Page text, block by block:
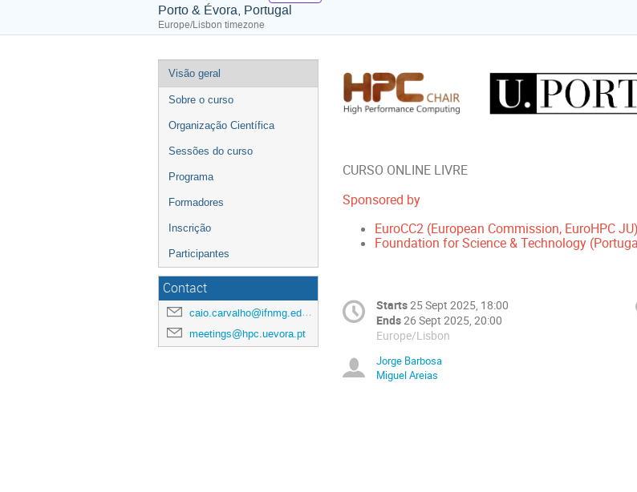
Porto & Évora, Portugal
Europe/Lisbon timezone
Visão geral
Sobre o curso
Organização Científica
Sessões do curso
Programa
Formadores
Inscrição
Participantes
Contact
caio.carvalho@ifnmg.edu.br
meetings@hpc.uevora.pt
CURSO ONLINE LIVRE
Sponsored by
EuroCC2 (European Commission, EuroHPC JU)
Foundation for Science & Technology
Starts25 Sept 2025, 18:00
Ends26 Sept 2025, 20:00
Europe/Lisbon
Jorge Barbosa
Miguel Areias